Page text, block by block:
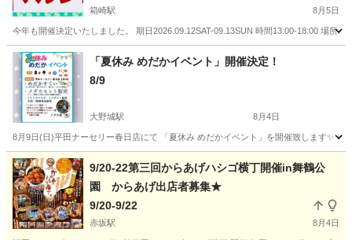
箱崎駅 8月5日
今年も開催決定いたしました。 期日2026.09.12SAT-09.13SUN 時間13:00-18:00 場所
福岡 福岡市 箱崎駅 地域/お祭り 筥崎宮
「夏休み めだかイベント」開催決定！
8/9
大野城駅 8月4日
8月9日(日)平田ナーセリー春日店にて 「夏休み めだかイベント」を開催致します✨️
福岡 春日市 大野城駅 地域/お祭り めだか
9/20-22第三回からあげハシゴ横丁開催in舞鶴公
園 からあげ出店者募集★
9/20-9/22
赤坂駅 8月4日